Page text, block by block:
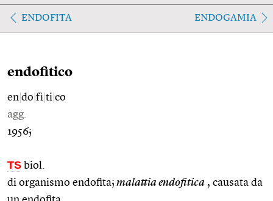
ENDOFITA ENDOGAMIA
endofitico
en do fì ti co
agg.
1956;
TS biol.
di organismo endofita; malattia endofitica , causata da